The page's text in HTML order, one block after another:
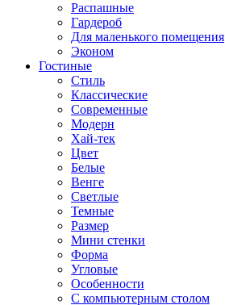
Распашные
Гардероб
Для маленького помещения
Эконом
Гостиные
Стиль
Классические
Современные
Модерн
Хай-тек
Цвет
Белые
Венге
Светлые
Темные
Размер
Мини стенки
Форма
Угловые
Особенности
С компьютерным столом